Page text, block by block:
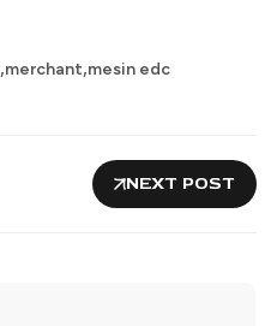
,merchant,mesin edc
NEXT POST